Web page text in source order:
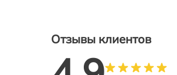
Отзывы клиентов